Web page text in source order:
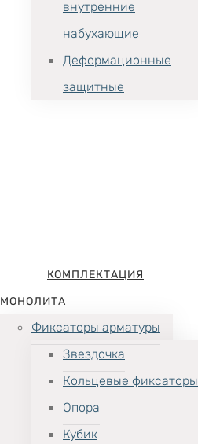
внутренние
набухающие
Деформационные
защитные
КОМПЛЕКТАЦИЯ
МОНОЛИТА
Фиксаторы арматуры
Звездочка
Кольцевые фиксаторы
Опора
Кубик